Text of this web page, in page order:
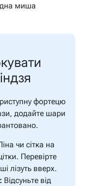
миша
фортецю
додайте шари
чи сітка на
Перевірте
лізуть вверх.
Відсуньте від